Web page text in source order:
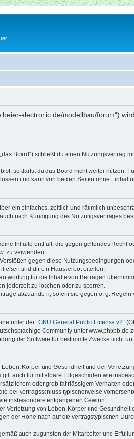
electronic.de/modellbau/forum“)
Board“) schließt du einen
so darfst du das Board nicht weiter nutzen.
und kann von beiden Seiten ohne
ein einfaches, zeitlich und räumlich
nach Kündigung des Nutzungsvertrages
Inhalte enthält, die gegen geltendes
zu verwenden.
gegen diese Nutzungsbedingungen
und dir ein Hausverbot erteilen.
für die Inhalte von Beiträgen
jederzeit zu löschen oder zu sperren.
abzuändern, sofern sie gegen o. g.
unter der „ GNU General Public License v2“
Community unter
der Software für bestimmte Zwecke nicht
Körper und Gesundheit und der
auch für mittelbare Folgeschäden wie
oder grob fahrlässigem Verhalten
bei Vertragsschluss typischerweise
insbesondere entgangenen Gewinn.
Verletzung von Leben, Körper und
der Höhe nach auf die vertragstypischen
auch zugunsten der Mitarbeiter und